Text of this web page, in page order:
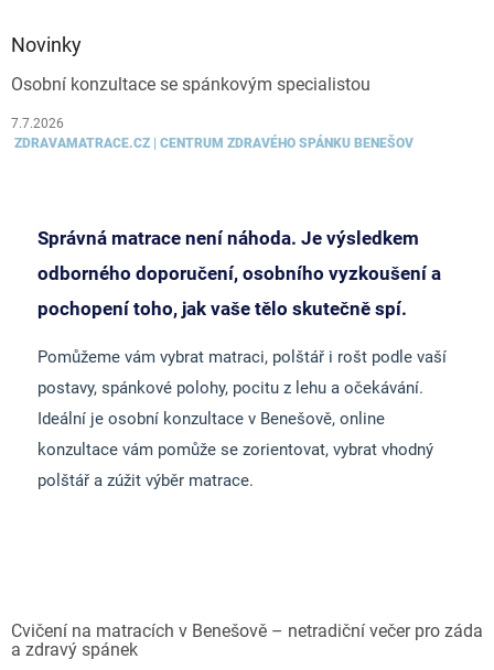
Novinky
Osobní konzultace se spánkovým specialistou
7.7.2026
ZDRAVAMATRACE.CZ | CENTRUM ZDRAVÉHO SPÁNKU BENEŠOV
Správná matrace není náhoda. Je výsledkem
odborného doporučení, osobního vyzkoušení a
pochopení toho, jak vaše tělo skutečně spí.
Pomůžeme vám vybrat matraci, polštář i rošt podle vaší
postavy, spánkové polohy, pocitu z lehu a očekávání.
Ideální je osobní konzultace v Benešově, online
konzultace vám pomůže se zorientovat, vybrat vhodný
polštář a zúžit výběr matrace.
Cvičení na matracích v Benešově – netradiční večer pro záda
a zdravý spánek